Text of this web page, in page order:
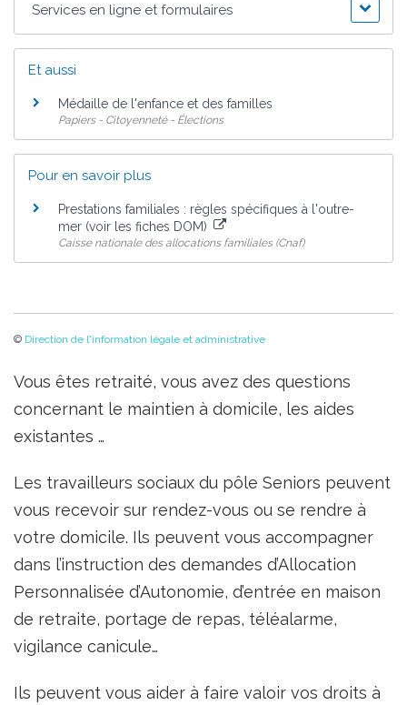
Services en ligne et formulaires
Et aussi
Médaille de l'enfance et des familles
Papiers - Citoyenneté - Élections
Pour en savoir plus
Prestations familiales : règles spécifiques à l'outre-
mer (voir les fiches DOM)
Caisse nationale des allocations familiales (Cnaf)
© Direction de l'information légale et administrative
Vous êtes retraité, vous avez des questions
concernant le maintien à domicile, les aides
existantes …
Les travailleurs sociaux du pôle Seniors peuvent
vous recevoir sur rendez-vous ou se rendre à
votre domicile. Ils peuvent vous accompagner
dans l’instruction des demandes d’Allocation
Personnalisée d’Autonomie, d’entrée en maison
de retraite, portage de repas, téléalarme,
vigilance canicule…
Ils peuvent vous aider à faire valoir vos droits à